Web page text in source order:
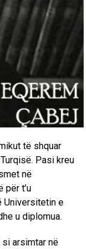
të shquar
Pasi kreu
në
për t’u
Universitetin e
u diplomua.
si arsimtar në